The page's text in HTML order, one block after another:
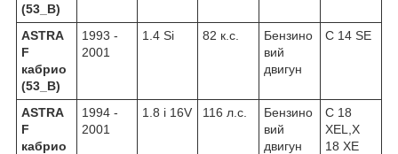
(53_B)
ASTRA
F
кабрио
(53_B)
1993 -
2001
1.4 Si 82 к.с.
Бензино
вий
двигун
C 14 SE
ASTRA
F
кабрио
1994 -
2001
1.8 i 16V 116 л.с.
Бензино
вий
двигун
C 18
XEL,X
18 XE